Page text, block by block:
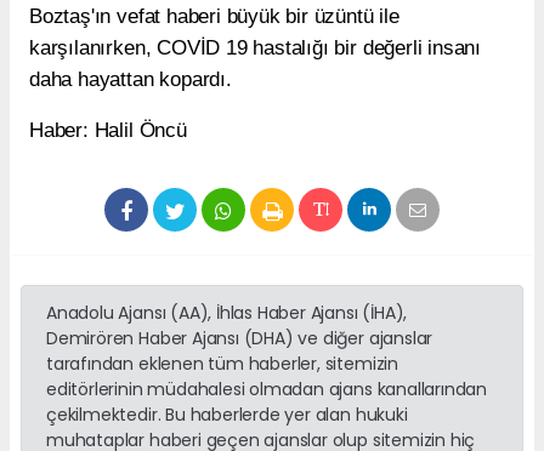
Boztaş'ın vefat haberi büyük bir üzüntü ile
karşılanırken, COVİD 19 hastalığı bir değerli insanı
daha hayattan kopardı.
Haber: Halil Öncü
Anadolu Ajansı (AA), İhlas Haber Ajansı (İHA),
Demirören Haber Ajansı (DHA) ve diğer ajanslar
tarafından eklenen tüm haberler, sitemizin
editörlerinin müdahalesi olmadan ajans kanallarından
çekilmektedir. Bu haberlerde yer alan hukuki
muhataplar haberi geçen ajanslar olup sitemizin hiç